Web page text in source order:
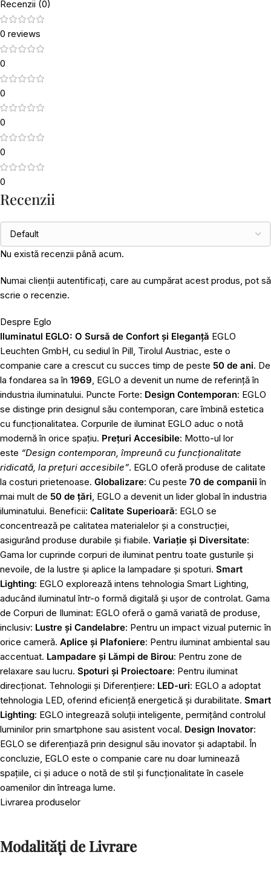
Recenzii (0)
0 reviews
0
0
0
0
0
Recenzii
Nu există recenzii până acum.
Numai clienții autentificați, care au cumpărat acest produs, pot să
scrie o recenzie.
Despre Eglo
Iluminatul EGLO: O Sursă de Confort și Eleganță EGLO
Leuchten GmbH, cu sediul în Pill, Tirolul Austriac, este o
companie care a crescut cu succes timp de peste 50 de ani. De
la fondarea sa în 1969, EGLO a devenit un nume de referință în
industria iluminatului. Puncte Forte: Design Contemporan: EGLO
se distinge prin designul său contemporan, care îmbină estetica
cu funcționalitatea. Corpurile de iluminat EGLO aduc o notă
modernă în orice spațiu. Prețuri Accesibile: Motto-ul lor
este “Design contemporan, împreună cu funcționalitate
ridicată, la prețuri accesibile”. EGLO oferă produse de calitate
la costuri prietenoase. Globalizare: Cu peste 70 de companii în
mai mult de 50 de țări, EGLO a devenit un lider global în industria
iluminatului. Beneficii: Calitate Superioară: EGLO se
concentrează pe calitatea materialelor și a construcției,
asigurând produse durabile și fiabile. Variație și Diversitate:
Gama lor cuprinde corpuri de iluminat pentru toate gusturile și
nevoile, de la lustre și aplice la lampadare și spoturi. Smart
Lighting: EGLO explorează intens tehnologia Smart Lighting,
aducând iluminatul într-o formă digitală și ușor de controlat. Gama
de Corpuri de Iluminat: EGLO oferă o gamă variată de produse,
inclusiv: Lustre și Candelabre: Pentru un impact vizual puternic în
orice cameră. Aplice și Plafoniere: Pentru iluminat ambiental sau
accentuat. Lampadare și Lămpi de Birou: Pentru zone de
relaxare sau lucru. Spoturi și Proiectoare: Pentru iluminat
direcționat. Tehnologii și Diferențiere: LED-uri: EGLO a adoptat
tehnologia LED, oferind eficiență energetică și durabilitate. Smart
Lighting: EGLO integrează soluții inteligente, permițând controlul
luminilor prin smartphone sau asistent vocal. Design Inovator:
EGLO se diferențiază prin designul său inovator și adaptabil. În
concluzie, EGLO este o companie care nu doar luminează
spațiile, ci și aduce o notă de stil și funcționalitate în casele
oamenilor din întreaga lume.
Livrarea produselor
Modalități de Livrare